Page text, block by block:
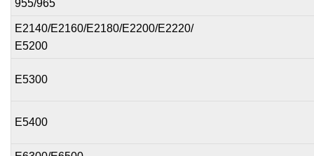
955/965
E2140/E2160/E2180/E2200/E2220/
E5200
E5300
E5400